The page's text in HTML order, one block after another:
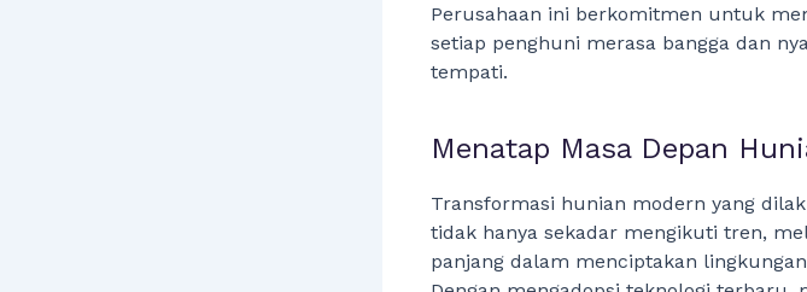
Perusahaan ini berkomitmen untuk
setiap penghuni merasa bangga dan
tempati.
Menatap Masa Depan
Transformasi hunian modern yang
tidak hanya sekadar mengikuti tren,
panjang dalam menciptakan